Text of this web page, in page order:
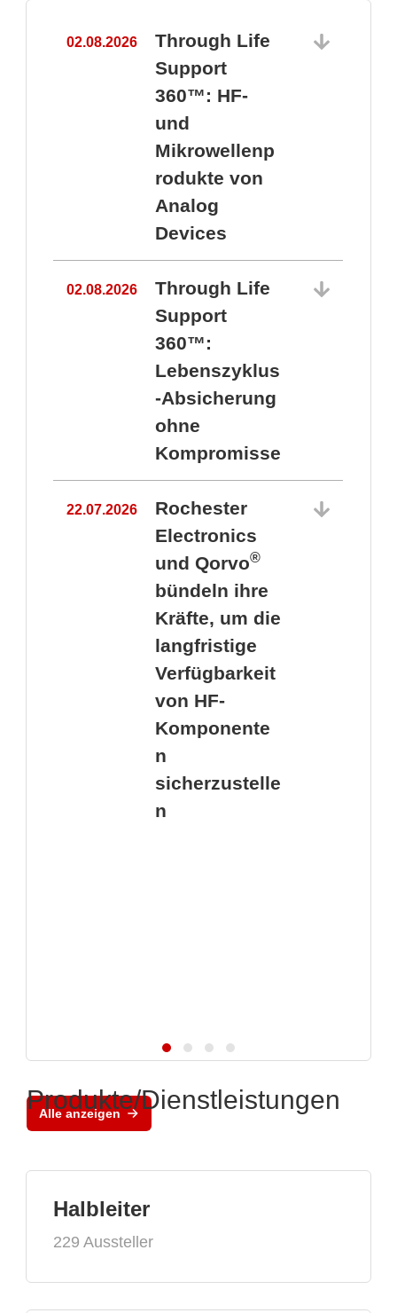
02.08.2026
Through Life
Support
360™: HF-
und
Mikrowellenp
rodukte von
Analog
Devices
02.08.2026
Through Life
Support
360™:
Lebenszyklus
-Absicherung
ohne
Kompromisse
22.07.2026
Rochester
Electronics
und Qorvo®
bündeln ihre
Kräfte, um die
langfristige
Verfügbarkeit
von HF-
Komponente
n
sicherzustelle
n
Alle anzeigen
Produkte/Dienstleistungen
Halbleiter
229 Aussteller